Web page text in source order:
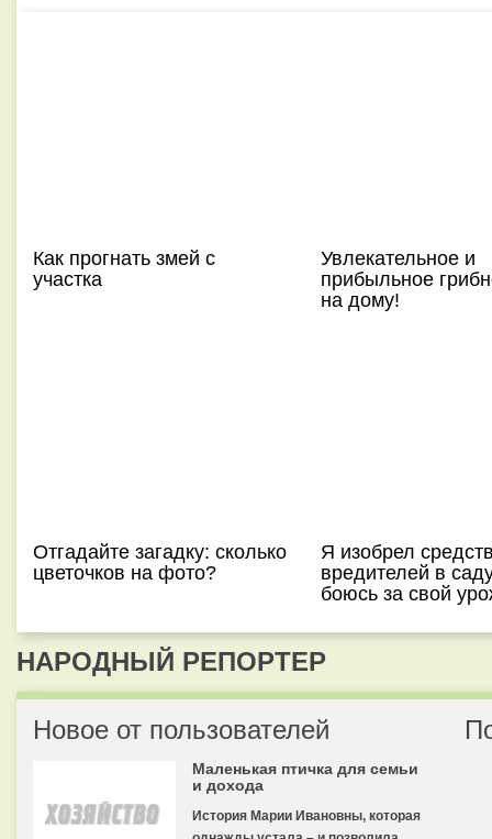
Как прогнать змей с
участка
Увлекательное и
прибыльное
на дому!
Отгадайте загадку: сколько
цветочков на фото?
Я изобрел
вредителей в
боюсь за свой
НАРОДНЫЙ РЕПОРТЕР
Новое от пользователей
Маленькая птичка для семьи
и дохода
История Марии Ивановны, которая